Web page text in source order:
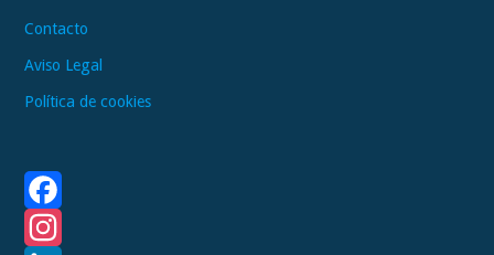
Contacto
Aviso Legal
Política de cookies
F